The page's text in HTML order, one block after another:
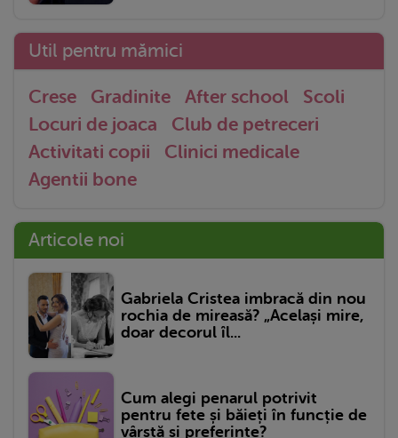
Util pentru mămici
Crese Gradinite After school
Scoli
Locuri de joaca
Club de petreceri
Activitati copii
Clinici medicale
Agentii bone
Articole noi
Gabriela Cristea imbracă din nou
rochia de mireasă? „Același mire,
doar decorul îl...
Cum alegi penarul potrivit
pentru fete și băieți în funcție de
vârstă și preferințe?